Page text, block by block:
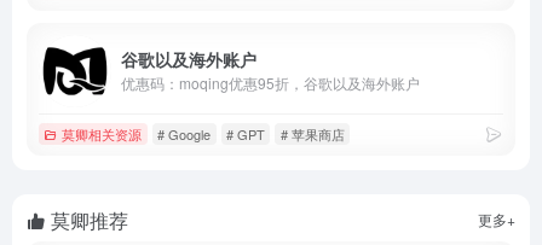
谷歌以及海外账户
优惠码：moqing优惠95折，谷歌以及海外账户
莫卿相关资源 # Google # GPT # 苹果商店
莫卿推荐 更多+